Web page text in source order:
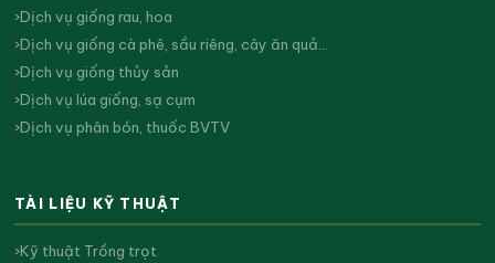
Dịch vụ giống rau, hoa
Dịch vụ giống cà phê, sầu riêng, cây ăn quả…
Dịch vụ giống thủy sản
Dịch vụ lúa giống, sạ cụm
Dịch vụ phân bón, thuốc BVTV
TÀI LIỆU KỸ THUẬT
Kỹ thuật Trồng trọt